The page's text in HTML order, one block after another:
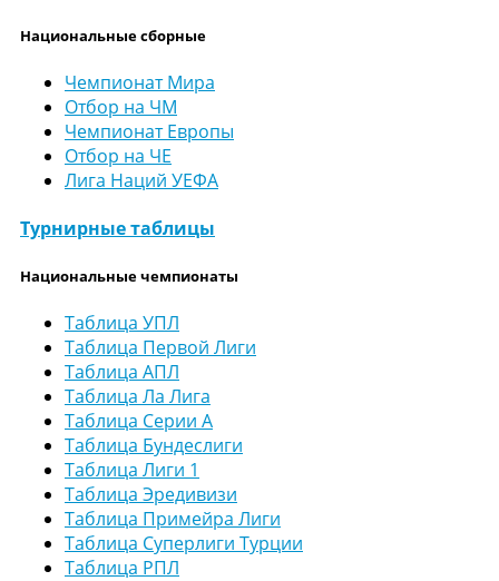
Национальные сборные
Чемпионат Мира
Отбор на ЧМ
Чемпионат Европы
Отбор на ЧЕ
Лига Наций УЕФА
Турнирные таблицы
Национальные чемпионаты
Таблица УПЛ
Таблица Первой Лиги
Таблица АПЛ
Таблица Ла Лига
Таблица Серии А
Таблица Бундеслиги
Таблица Лиги 1
Таблица Эредивизи
Таблица Примейра Лиги
Таблица Суперлиги Турции
Таблица РПЛ